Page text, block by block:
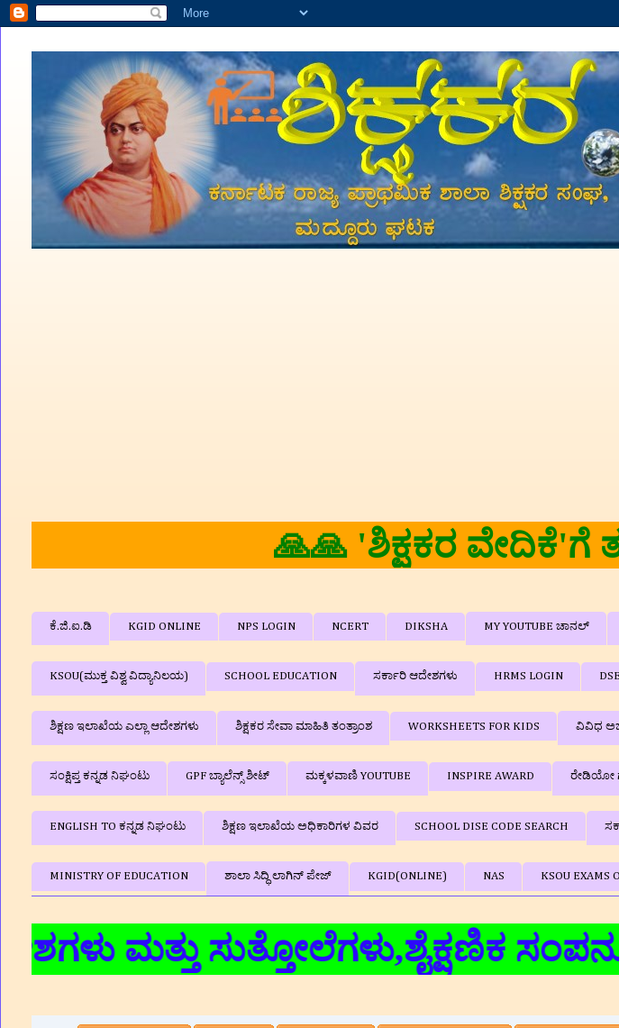
ಕೆ.ಜಿ.ಐ.ಡಿ KGID ONLINE NPS LOGIN NCERT DIKSHA MY YOUTUBE ಚಾನಲ್
KSOU(ಮುಕ್ತ ವಿಶ್ವ ವಿದ್ಯಾನಿಲಯ) SCHOOL EDUCATION ಸರ್ಕಾರಿ ಆದೇಶಗಳು HRMS LOGIN
ಶಿಕ್ಷಣ ಇಲಾಖೆಯ ಎಲ್ಲಾ ಆದೇಶಗಳು ಶಿಕ್ಷಕರ ಸೇವಾ ಮಾಹಿತಿ ತಂತ್ರಾಂಶ WORKSHEETS FOR KIDS ವಿವಿಧ
ಸಂಕ್ಷಿಪ್ತ ಕನ್ನಡ ನಿಘಂಟು GPF ಬ್ಯಾಲೆನ್ಸ್‌ ಶೀಟ್ ಮಕ್ಕಳವಾಣಿ YOUTUBE INSPIRE AWARD ರೇಡಿಯೋ
ENGLISH TO ಕನ್ನಡ ನಿಘಂಟು ಶಿಕ್ಷಣ ಇಲಾಖೆಯ ಅಧಿಕಾರಿಗಳ ವಿವರ SCHOOL DISE CODE SEARCH
MINISTRY OF EDUCATION ಶಾಲಾ ಸಿದ್ಧಿ ಲಾಗಿನ್‌ ಪೇಜ್ KGID(ONLINE) NAS KSOU EXAMS
ಸುತ್ತೋಲೆಗಳು,ಶೈಕ್ಷಣಿಕ